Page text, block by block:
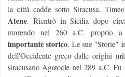
la città cadde sotto Siracusa, Timeo
Atene. Rientrò in Sicilia dopo
morendo nel 260 a.C. proprio
importante storico. Le sue "Storie"
dell'Occidente greco dalle origini
siracusano Agatocle nel 289 a.C.